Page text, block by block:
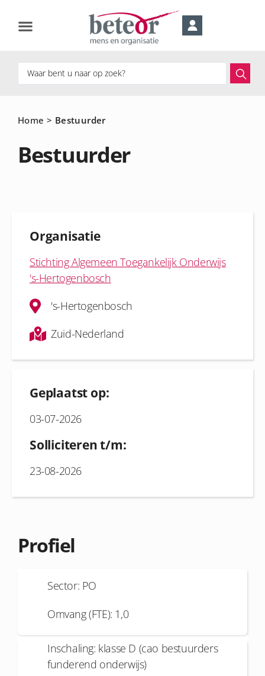
Home > Bestuurder
Bestuurder
Organisatie
Stichting Algemeen Toegankelijk Onderwijs
's-Hertogenbosch
's-Hertogenbosch
Zuid-Nederland
Geplaatst op:
03-07-2026
Solliciteren t/m:
23-08-2026
Profiel
Sector: PO
Omvang (FTE): 1,0
Inschaling: klasse D (cao bestuurders
funderend onderwijs)